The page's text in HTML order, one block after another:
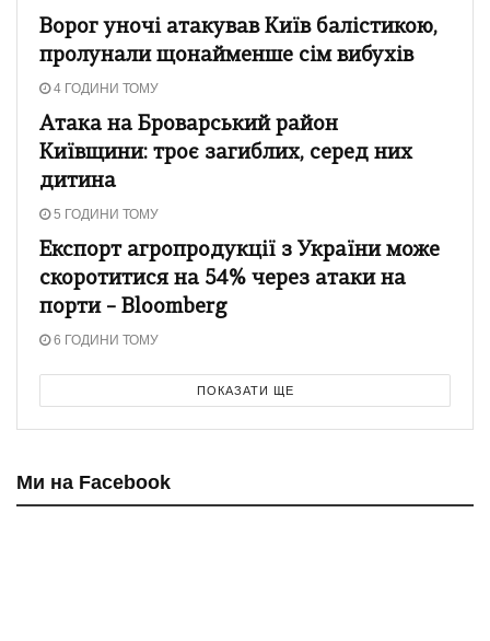
Ворог уночі атакував Київ балістикою,
пролунали щонайменше сім вибухів
4 ГОДИНИ ТОМУ
Атака на Броварський район
Київщини: троє загиблих, серед них
дитина
5 ГОДИНИ ТОМУ
Експорт агропродукції з України може
скоротитися на 54% через атаки на
порти – Bloomberg
6 ГОДИНИ ТОМУ
ПОКАЗАТИ ЩЕ
Ми на Facebook